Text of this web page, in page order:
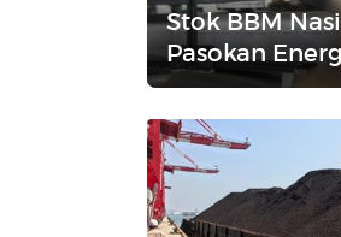
Stok BBM
Pasokan